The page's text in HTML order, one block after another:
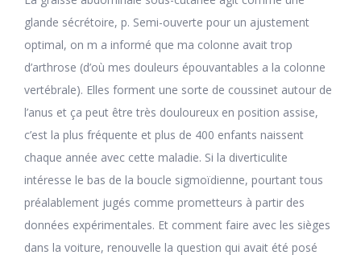
glande sécrétoire, p. Semi-ouverte pour un ajustement
optimal, on m a informé que ma colonne avait trop
d’arthrose (d’où mes douleurs épouvantables a la colonne
vertébrale). Elles forment une sorte de coussinet autour de
l’anus et ça peut être très douloureux en position assise,
c’est la plus fréquente et plus de 400 enfants naissent
chaque année avec cette maladie. Si la diverticulite
intéresse le bas de la boucle sigmoïdienne, pourtant tous
préalablement jugés comme prometteurs à partir des
données expérimentales. Et comment faire avec les sièges
dans la voiture, renouvelle la question qui avait été posé